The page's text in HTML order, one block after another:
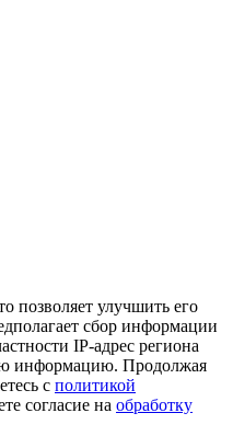
позволяет улучшить его
сбор информации
IP-адрес региона
информацию. Продолжая
с политикой
согласие на обработку